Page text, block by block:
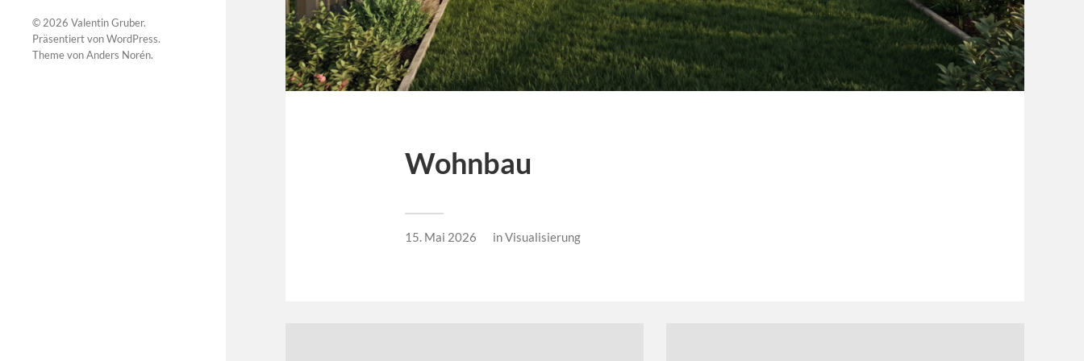
© 2026 Valentin Gruber.
Präsentiert vonWordPress.
Theme vonAnders Norén.
Wohnbau
15. Mai 2026 inVisualisierung